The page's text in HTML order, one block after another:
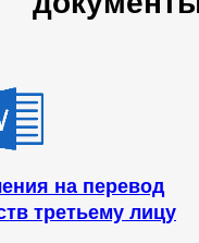
на перевод
третьему лицу